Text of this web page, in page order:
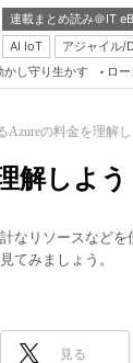
連載まとめ読み＠IT
AI IoT アジャイル/
かし守り生かす ロ
Azureの料金を理解し
解しよう
なリソースなど
てみましょう。
見る